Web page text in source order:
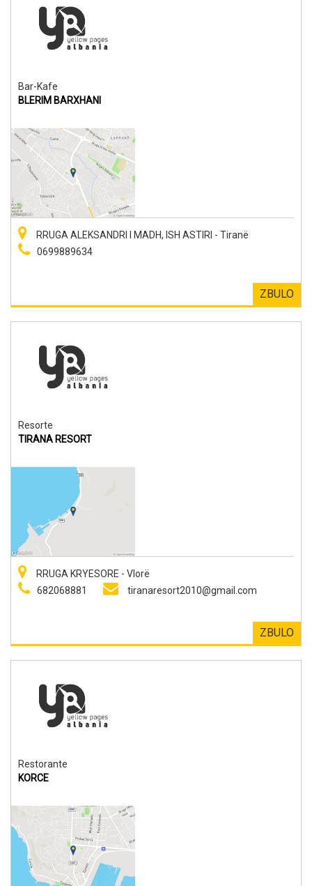
Bar-Kafe
BLERIM BARXHANI
RRUGA ALEKSANDRI I MADH, ISH ASTIRI - Tiranë
0699889634
ZBULO
Resorte
TIRANA RESORT
RRUGA KRYESORE - Vlorë
682068881
tiranaresort2010@gmail.com
ZBULO
Restorante
KORCE